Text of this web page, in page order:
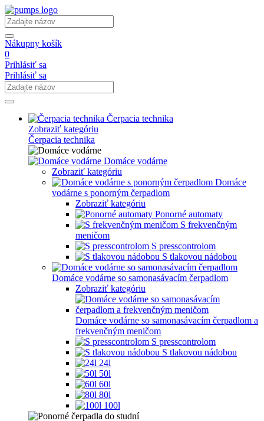
Nákupny košík
0
Prihlásiť sa
Prihlásiť sa
Čerpacia technika
Zobraziť kategóriu
Čerpacia technika
Domáce vodárne
Zobraziť kategóriu
Domáce
vodárne s ponorným čerpadlom
Zobraziť kategóriu
Ponorné automaty
S frekvenčným
meničom
S presscontrolom
S tlakovou nádobou
Domáce vodárne so samonasávacím čerpadlom
Zobraziť kategóriu
Domáce vodárne so samonasávacím čerpadlom a
frekvenčným meničom
S presscontrolom
S tlakovou nádobou
24l
50l
60l
80l
100l